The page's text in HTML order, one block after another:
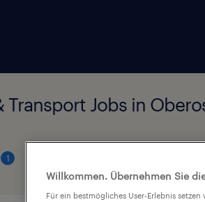
Transport Jobs in
1
Willkommen. Übernehmen Sie
Für ein bestmögliches User-Erlebnis